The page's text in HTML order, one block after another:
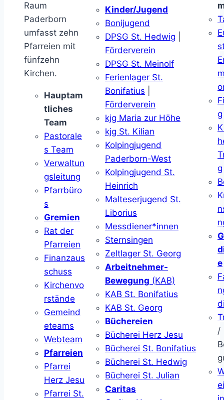
Raum
Paderborn
umfasst zehn
Pfarreien mit
fünfzehn
Kirchen.
Hauptam
tliches
Team
Pastorale
s Team
Verwaltun
gsleitung
Pfarrbüro
s
Gremien
Rat der
Pfarreien
Finanzaus
schuss
Kirchenvo
rstände
Gemeind
eteams
Webteam
Pfarreien
Pfarrei
Herz Jesu
Pfarrei St.
Kinder/Jugend
Bonijugend
DPSG St. Hedwig
Förderverein
DPSG St. Meinolf
Ferienlager St.
Bonifatius
Förderverein
kjg Maria zur Höhe
kjg St. Kilian
Kolpingjugend
Paderborn-West
Kolpingjugend St.
Heinrich
Malteserjugend St.
Liborius
Messdiener*innen
Sternsingen
Zeltlager St. Georg
Arbeitnehmer-
Bewegung (KAB)
KAB St. Bonifatius
KAB St. Georg
Büchereien
Bücherei Herz Jesu
Bücherei St. Bonifatius
Bücherei St. Hedwig
Bücherei St. Julian
Caritas
g
g
e
/